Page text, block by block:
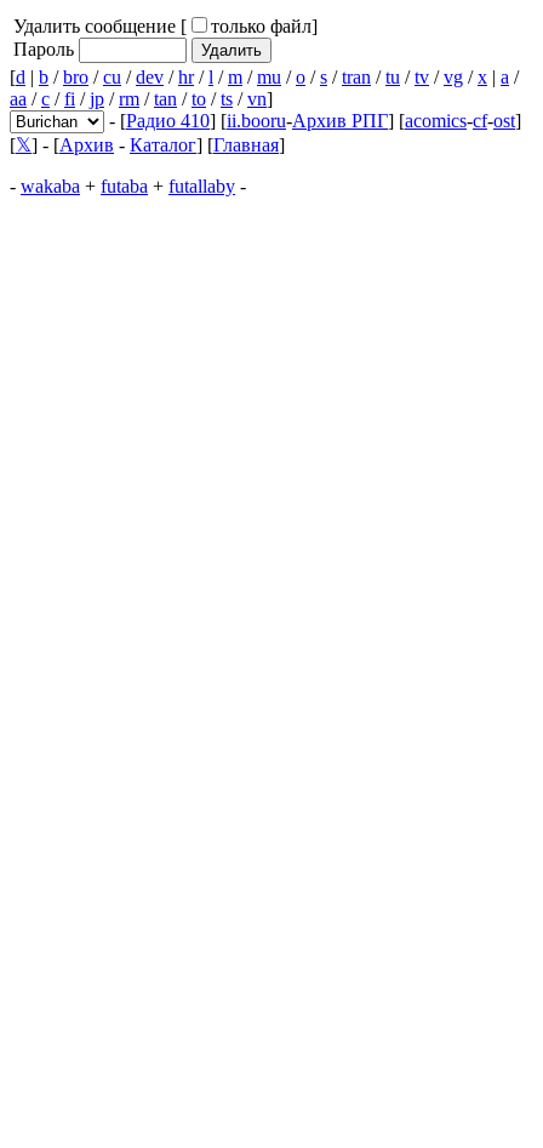
Удалить сообщение [ только файл]
Пароль
[d | b /bro /cu /dev /hr/l /m /mu /o /s /tran /tu /tv /vg /x | a /
aa /c /fi /jp /rm /tan /to /ts /vn]
- [Радио 410] [ii.booru-Архив РПГ] [acomics-cf-ost]
[𝕏] - [Архив - Каталог] [Главная]
- wakaba + futaba + futallaby -